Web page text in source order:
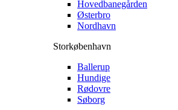
Hovedbanegården
Østerbro
Nordhavn
Storkøbenhavn
Ballerup
Hundige
Rødovre
Søborg